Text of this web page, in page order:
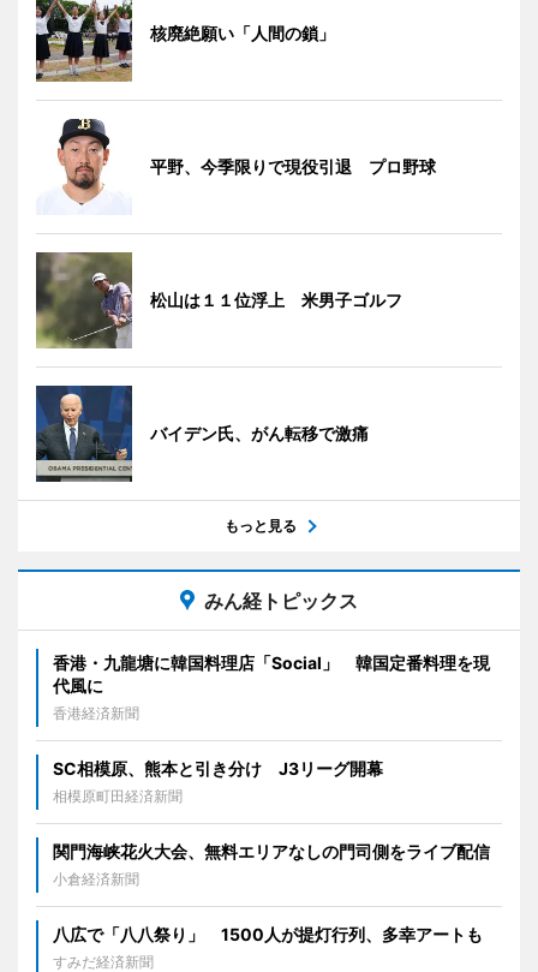
核廃絶願い「人間の鎖」
平野、今季限りで現役引退 プロ野球
松山は１１位浮上 米男子ゴルフ
バイデン氏、がん転移で激痛
もっと見る
みん経トピックス
香港・九龍塘に韓国料理店「Social」 韓国定番料理を現
代風に
香港経済新聞
SC相模原、熊本と引き分け J3リーグ開幕
相模原町田経済新聞
関門海峡花火大会、無料エリアなしの門司側をライブ配信
小倉経済新聞
八広で「八八祭り」 1500人が提灯行列、多幸アートも
すみだ経済新聞